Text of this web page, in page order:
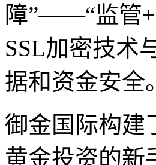
障”——“监管+
SSL加密技术
据和资金安全。
御金国际构建
黄金投资的新